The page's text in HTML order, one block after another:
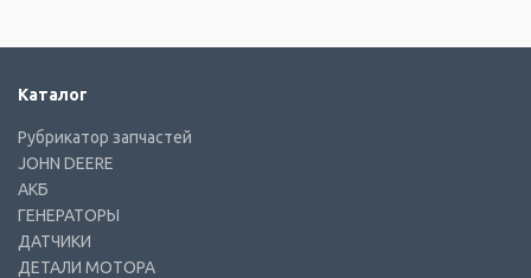
Каталог
Рубрикатор запчастей
JOHN DEERE
АКБ
ГЕНЕРАТОРЫ
ДАТЧИКИ
ДЕТАЛИ МОТОРА